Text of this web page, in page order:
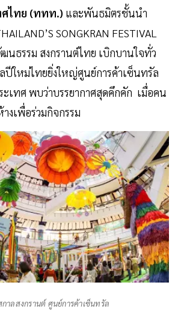
ศไทย (ททท.) และพันธมิตรชั้นนำ
SONGKRAN FESTIVAL
นธรรม สงกรานต์ไทย เบิกบานใจทั่ว
ปีใหม่ไทยยิ่งใหญ่ศูนย์การค้าเซ็นทรัล
ะเทศ พบว่าบรรยากาศสุดคึกคัก เมื่อคน
งเพื่อร่วมกิจกรรม
กาลสงกรานต์ ศูนย์การค้าเซ็นทรัล